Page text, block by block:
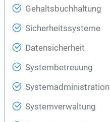
Gehaltsbuchhaltung
Sicherheitssysteme
Datensicherheit
Systembetreuung
Systemadministration
Systemverwaltung